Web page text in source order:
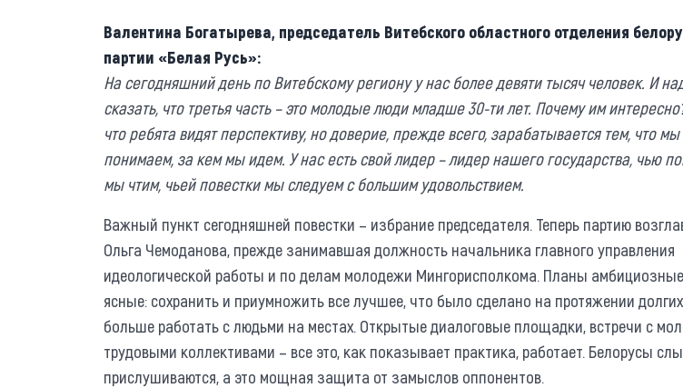
Валентина Богатырева, председатель Витебского областного отделения
партии «Белая Русь»:
На сегодняшний день по Витебскому региону у нас более девяти тысяч человек. И
сказать, что третья часть – это молодые люди младше 30-ти лет. Почему им
что ребята видят перспективу, но доверие, прежде всего, зарабатывается тем, что мы
понимаем, за кем мы идем. У нас есть свой лидер – лидер нашего государства, чью
мы чтим, чьей повестки мы следуем с большим удовольствием.
Важный пункт сегодняшней повестки – избрание председателя. Теперь партию
Ольга Чемоданова, прежде занимавшая должность начальника главного управления
идеологической работы и по делам молодежи Мингорисполкома. Планы
ясные: сохранить и приумножить все лучшее, что было сделано на протяжении
больше работать с людьми на местах. Открытые диалоговые площадки, встречи с
трудовыми коллективами – все это, как показывает практика, работает. Белорусы
прислушиваются, а это мощная защита от замыслов оппонентов.